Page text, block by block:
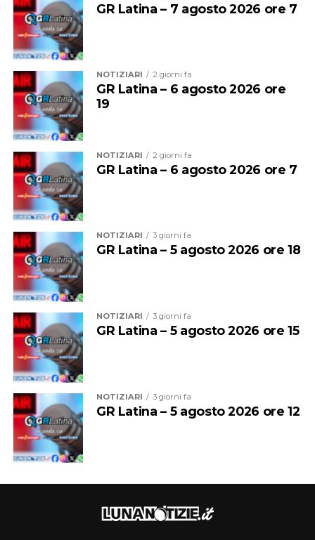
GR Latina – 7 agosto 2026 ore 7
NOTIZIARI 2 giorni fa
GR Latina – 6 agosto 2026 ore
19
NOTIZIARI 2 giorni fa
GR Latina – 6 agosto 2026 ore 7
NOTIZIARI 3 giorni fa
GR Latina – 5 agosto 2026 ore 18
NOTIZIARI 3 giorni fa
GR Latina – 5 agosto 2026 ore 15
NOTIZIARI 3 giorni fa
GR Latina – 5 agosto 2026 ore 12